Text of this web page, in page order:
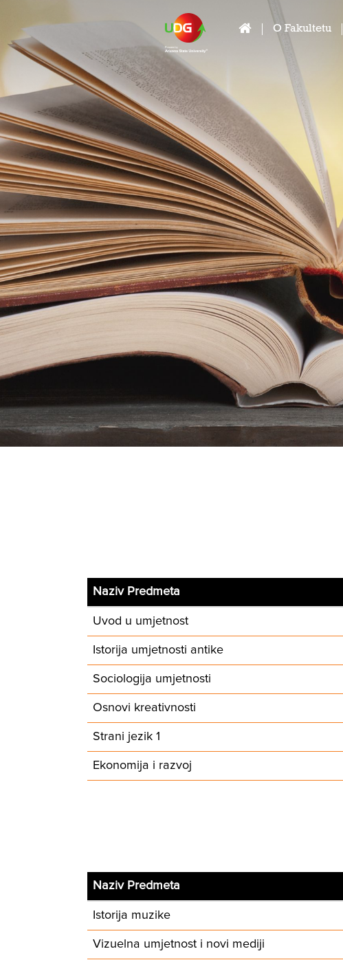
O Fakultetu
Naziv Predmeta
Uvod u umjetnost
Istorija umjetnosti antike
Sociologija umjetnosti
Osnovi kreativnosti
Strani jezik 1
Ekonomija i razvoj
Naziv Predmeta
Istorija muzike
Vizuelna umjetnost i novi mediji